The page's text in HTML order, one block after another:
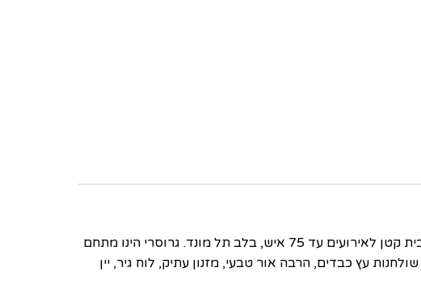
, בית קטן לאירועים עד 75 איש, בלב תל מונד. גרוסרי הינו מתחם
עץ כבדים, הרבה אור טבעי, מזנון עתיק, לוח גיר, יין